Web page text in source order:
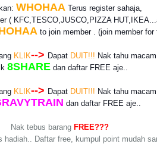
WHOHAA Terus register sahaja,
( KFC,TESCO,JUSCO,PIZZA
to join member . (join member for
KLIK--> Dapat DUIT!!! Nak tahu
8SHAREdan daftar FREE aje..
KLIK--> Dapat DUIT!!! Nak tahu
dan daftar FREE aje..
Nak tebus barang FREE???
hadiah.. Daftar free, kumpul point mudah